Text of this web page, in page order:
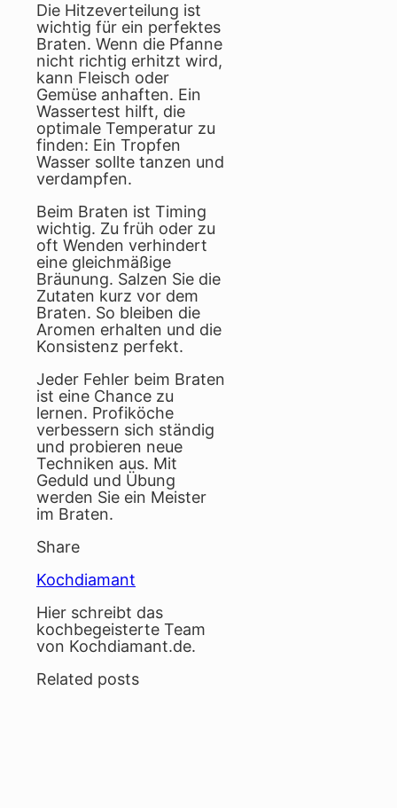
Die Hitzeverteilung ist
wichtig für ein perfektes
Braten. Wenn die Pfanne
nicht richtig erhitzt wird,
kann Fleisch oder
Gemüse anhaften. Ein
Wassertest hilft, die
optimale Temperatur zu
finden: Ein Tropfen
Wasser sollte tanzen und
verdampfen.
Beim Braten ist Timing
wichtig. Zu früh oder zu
oft Wenden verhindert
eine gleichmäßige
Bräunung. Salzen Sie die
Zutaten kurz vor dem
Braten. So bleiben die
Aromen erhalten und die
Konsistenz perfekt.
Jeder Fehler beim Braten
ist eine Chance zu
lernen. Profiköche
verbessern sich ständig
und probieren neue
Techniken aus. Mit
Geduld und Übung
werden Sie ein Meister
im Braten.
Share
Kochdiamant
Hier schreibt das
kochbegeisterte Team
von Kochdiamant.de.
Related posts